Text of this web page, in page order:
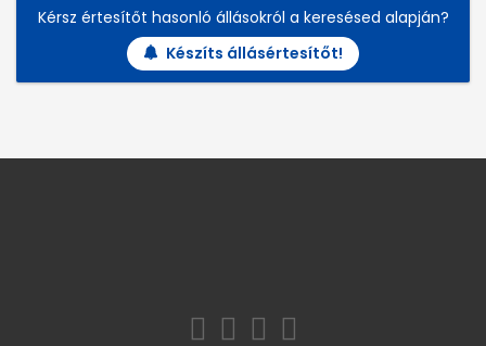
Kérsz értesítőt hasonló állásokról a keresésed alapján?
Készíts állásértesítőt!